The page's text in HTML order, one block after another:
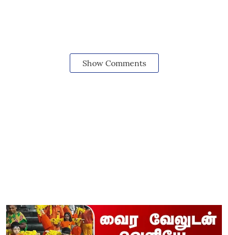
Show Comments